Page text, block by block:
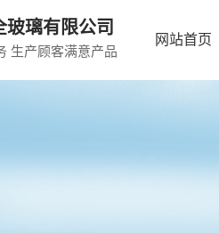
璃有限公司
生产顾客满意产品
网站首页